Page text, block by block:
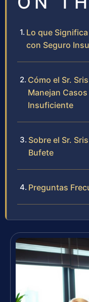
Lo que
con Seguro
Cómo el Sr.
Manejan
Insuficiente
Sobre el Sr.
Bufete
Preguntas